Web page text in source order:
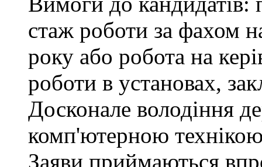
стаж роботи за фахом
року або робота на
роботи в установах,
Досконале володіння
комп'ютерною
Заяви приймаються